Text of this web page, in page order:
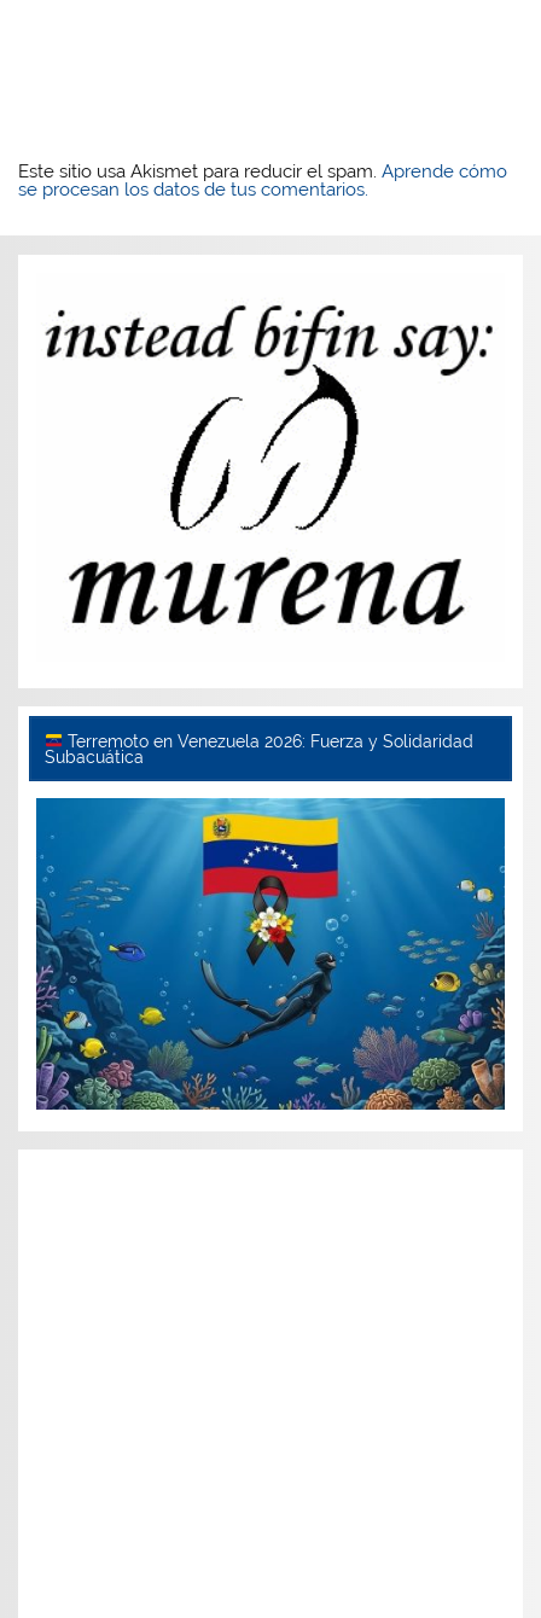
Este sitio usa Akismet para reducir el spam.Aprende cómo
se procesan los datos de tus comentarios.
Terremoto en Venezuela 2026: Fuerza y Solidaridad
Subacuática